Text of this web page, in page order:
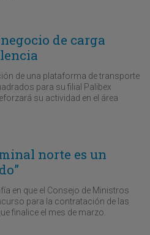
de carga
de una plataforma de transporte
para su filial Palibex
su actividad en el área
norte es un
en que el Consejo de Ministros
para la contratación de las
finalice el mes de marzo.